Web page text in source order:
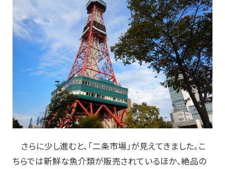
さらに少し進むと、「二条市場」が見えてきました。こ
ちらでは新鮮な魚介類が販売されているほか、絶品の